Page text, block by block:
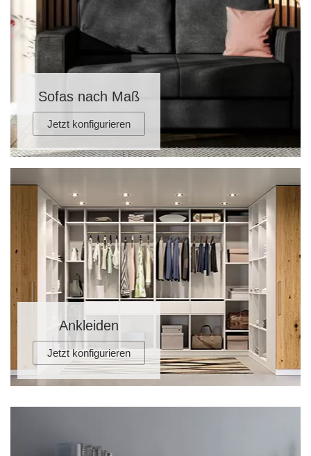
Sofas nach Maß
Jetzt konfigurieren
Ankleiden
Jetzt konfigurieren